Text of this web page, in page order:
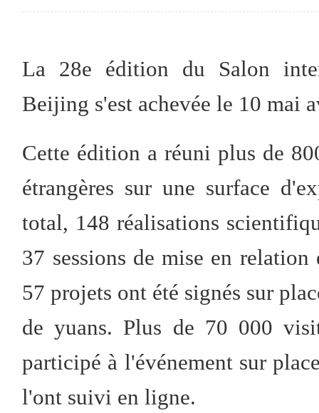
La 28e édition du Salon
Beijing s'est achevée le 10 mai
Cette édition a réuni plus de
étrangères sur une surface
total, 148 réalisations
37 sessions de mise en
57 projets ont été signés sur
de yuans. Plus de 70 000
participé à l'événement sur
l'ont suivi en ligne.